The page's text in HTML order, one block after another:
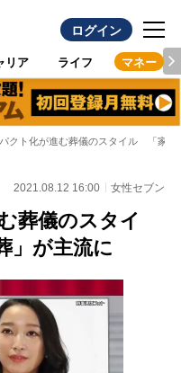
ログイン
リア ライフ マネー
クト化が進む葬儀のスタイル 「家族
2021.08.12 16:00 女性セブン
葬儀のスタイ
」が主流に